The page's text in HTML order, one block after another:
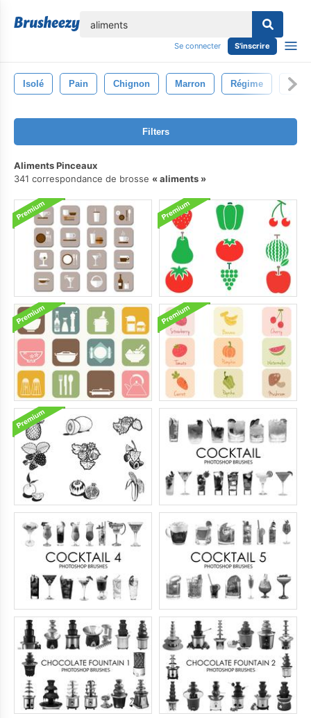
Se connecter S'inscrire
Isolé Pain Chignon Marron Régime
Filters
Aliments Pinceaux
341 correspondance de brosse
aliments